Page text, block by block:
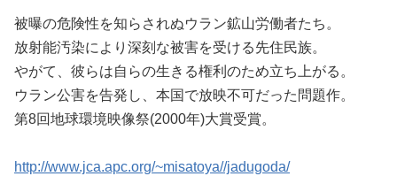
被曝の危険性を知らされぬウラン鉱山労働者たち。
放射能汚染により深刻な被害を受ける先住民族。
やがて、彼らは自らの生きる権利のため立ち上がる。
ウラン公害を告発し、本国で放映不可だった問題作。
第8回地球環境映像祭(2000年)大賞受賞。
http://www.jca.apc.org/~misatoya//jadugoda/